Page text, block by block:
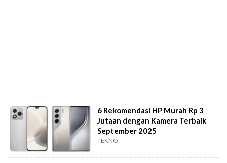
6 Rekomendasi HP Murah Rp 3
Jutaan dengan Kamera Terbaik
September 2025
TEKNO